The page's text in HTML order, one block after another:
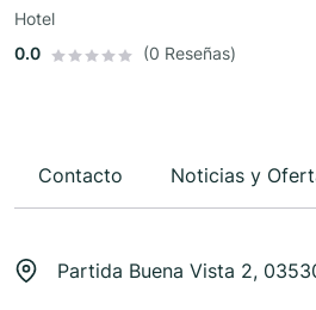
Hotel
0.0
(0 Reseñas)
Contacto Noticias y
Partida Buena Vista 2,